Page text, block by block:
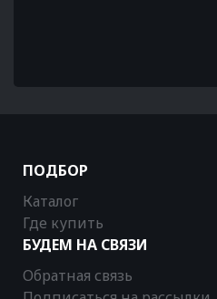
ПОДБОР
Каталог
Где купить
БУДЕМ НА СВЯЗИ
Обратная связь